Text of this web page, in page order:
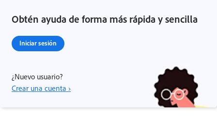
Obtén ayuda de forma más rápida y sencilla
Iniciar sesión
¿Nuevo usuario?
Crear una cuenta ›